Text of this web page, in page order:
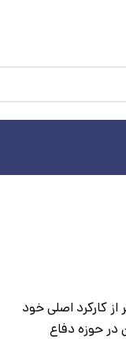
کارکرد اصلی خود
در حوزه دفاع